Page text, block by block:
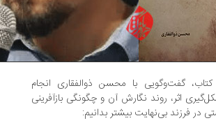
گفت‌وگویی با محسن ذوالفقاری انجام
اثر، روند نگارش آن و چگونگی بازآفرینی
بی‌نهایت بیشتر بدانیم: